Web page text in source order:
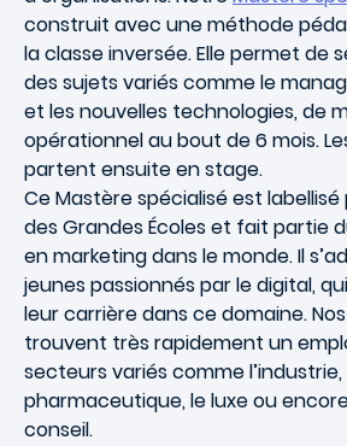
construit avec une méthode
la classe inversée. Elle permet de
des sujets variés comme le
et les nouvelles technologies, de
opérationnel au bout de 6 mois.
partent ensuite en stage.
Ce Mastère spécialisé est
des Grandes Écoles et fait partie
en marketing dans le monde. Il
jeunes passionnés par le digital,
leur carrière dans ce domaine.
trouvent très rapidement un
secteurs variés comme l’industrie,
pharmaceutique, le luxe ou
conseil.